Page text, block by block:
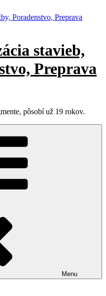
stavieb,
Preprava
pôsobí už 19 rokov.
Menu